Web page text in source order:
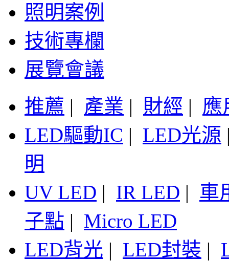
照明案例
技術專欄
展覽會議
推薦 | 產業 | 財經 | 應
LED驅動IC | LED光源
明
UV LED | IR LED | 車
子點 | Micro LED
LED背光 | LED封裝 |